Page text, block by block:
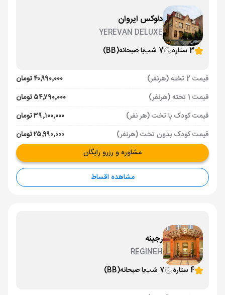
دلوکس ایروان
YEREVAN DELUXE
3 ستاره
7 شب با صبحانه(BB)
قیمت 2 تخته (هرنفر)
۴۰٬۹۹۰٬۰۰۰ تومان
قیمت 1 تخته (هرنفر)
۵۴٬۷۹۰٬۰۰۰ تومان
قیمت کودک با تخت (هر نفر)
۳۹٬۱۰۰٬۰۰۰ تومان
قیمت کودک بدون تخت (هرنفر)
۲۵٬۹۹۰٬۰۰۰ تومان
مشاوره و رزرو رایگان
مشاهده اقساط
رجینه
REGINEH
4 ستاره
7 شب با صبحانه(BB)